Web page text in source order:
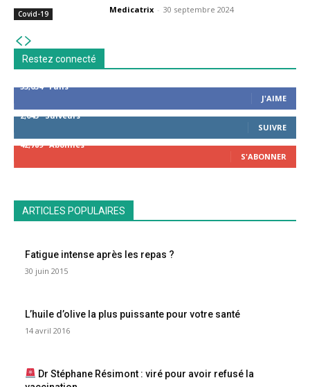
Covid-19 Medicatrix - 30 septembre 2024
Restez connecté
53,654
Fans
J'AIME
2,043 Suiveurs
SUIVRE
42,789 Abonnés
S'ABONNER
ARTICLES POPULAIRES
Fatigue intense après les repas ?
30 juin 2015
L’huile d’olive la plus puissante pour votre santé
14 avril 2016
Dr Stéphane Résimont : viré pour avoir refusé la